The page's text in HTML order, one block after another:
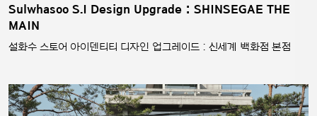
Sulwhasoo S.I Design Upgrade : SHINSEGAE THE
MAIN
설화수 스토어 아이덴티티 디자인 업그레이드 : 신세계 백화점 본점